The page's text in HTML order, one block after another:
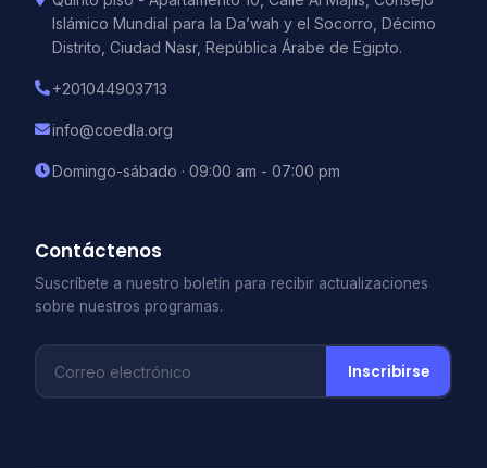
Islámico Mundial para la Da’wah y el Socorro, Décimo
Distrito, Ciudad Nasr, República Árabe de Egipto.
+201044903713
info@coedla.org
Domingo-sábado · 09:00 am - 07:00 pm
Contáctenos
Suscríbete a nuestro boletín para recibir actualizaciones
sobre nuestros programas.
Inscribirse